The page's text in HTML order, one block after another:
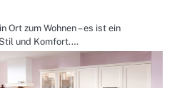
Ort zum Wohnen – es ist ein
und Komfort.…